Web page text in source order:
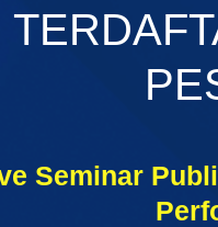
Seminar